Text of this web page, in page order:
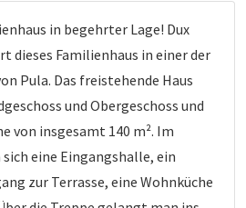
in begehrter Lage! Dux
dieses Familienhaus in einer der
Pula. Das freistehende Haus
und Obergeschoss und
von insgesamt 140 m². Im
eine Eingangshalle, ein
zur Terrasse, eine Wohnküche